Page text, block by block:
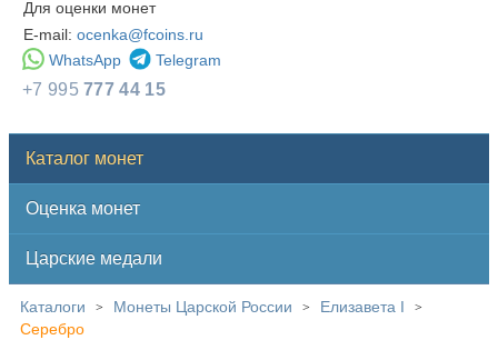
Для оценки монет
E-mail: ocenka@fcoins.ru
WhatsApp
Telegram
+7 995777 44 15
Каталог монет
Оценка монет
Царские медали
Каталоги > Монеты Царской России > Елизавета I >
Серебро